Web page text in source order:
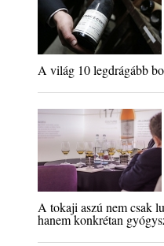
A világ 10 legdrágább
A tokaji aszú nem csak
hanem konkrétan